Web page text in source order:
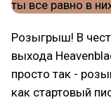
Розыгрыш! В
выхода
просто так -
как стартовый